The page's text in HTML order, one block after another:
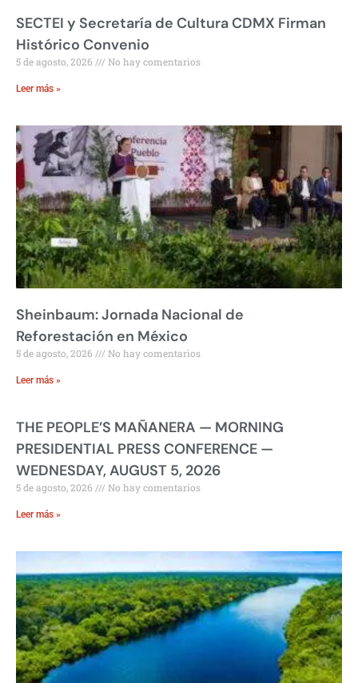
SECTEI y Secretaría de Cultura CDMX Firman
Histórico Convenio
5 de agosto, 2026 No hay comentarios
Leer más »
Sheinbaum: Jornada Nacional de
Reforestación en México
5 de agosto, 2026 No hay comentarios
Leer más »
THE PEOPLE’S MAÑANERA — MORNING
PRESIDENTIAL PRESS CONFERENCE —
WEDNESDAY, AUGUST 5, 2026
5 de agosto, 2026 No hay comentarios
Leer más »